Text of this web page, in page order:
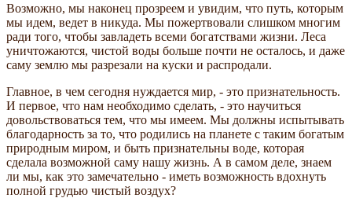
Возможно, мы наконец прозреем и увидим, что путь, которым
мы идем, ведет в никуда. Мы пожертвовали слишком многим
ради того, чтобы завладеть всеми богатствами жизни. Леса
уничтожаются, чистой воды больше почти не осталось, и даже
саму землю мы разрезали на куски и распродали.
Главное, в чем сегодня нуждается мир, - это признательность.
И первое, что нам необходимо сделать, - это научиться
довольствоваться тем, что мы имеем. Мы должны испытывать
благодарность за то, что родились на планете с таким богатым
природным миром, и быть признательны воде, которая
сделала возможной саму нашу жизнь. А в самом деле, знаем
ли мы, как это замечательно - иметь возможность вдохнуть
полной грудью чистый воздух?